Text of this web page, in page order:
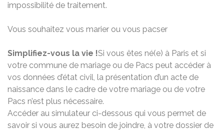
impossibilité de traitement.
Vous souhaitez vous marier ou vous pacser
Simplifiez-vous la vie !Si vous êtes né(e) à Paris et si
votre commune de mariage ou de Pacs peut accéder à
vos données d’état civil, la présentation d’un acte de
naissance dans le cadre de votre mariage ou de votre
Pacs n’est plus nécessaire.
Accéder au simulateur ci-dessous qui vous permet de
savoir si vous aurez besoin de joindre, à votre dossier de